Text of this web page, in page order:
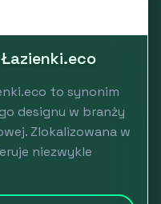
to synonim
designu w branży
Zlokalizowana w
niezwykle